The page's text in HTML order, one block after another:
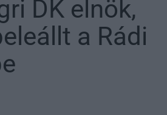
DK elnök,
a Rádi